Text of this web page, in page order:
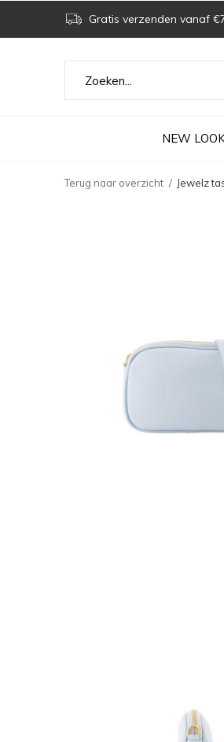
NEW
Gratis verzenden vanaf
Terug naar overzicht Jewelz